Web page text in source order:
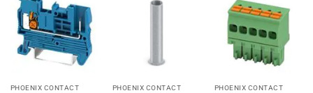
PHOENIX CONTACT PHOENIX CONTACT PHOENIX CONTACT